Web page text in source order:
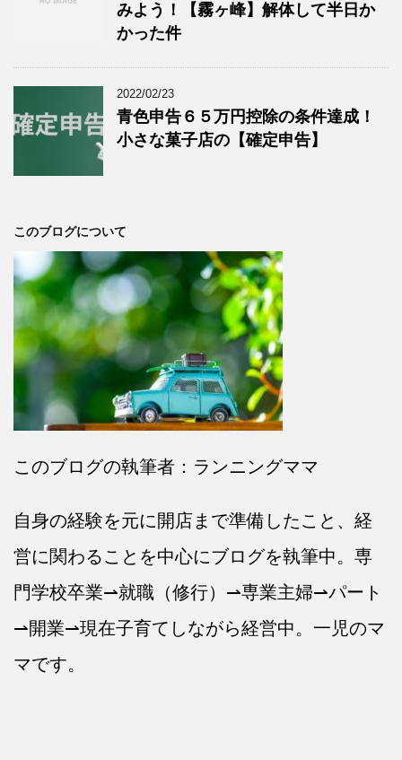
みよう！【霧ヶ峰】解体して半日か
かった件
2022/02/23
青色申告６５万円控除の条件達成！
小さな菓子店の【確定申告】
このブログについて
このブログの執筆者：ランニングママ
自身の経験を元に開店まで準備したこと、経
営に関わることを中心にブログを執筆中。専
門学校卒業⇀就職（修行）⇀専業主婦⇀パート
⇀開業⇀現在子育てしながら経営中。一児のマ
マです。